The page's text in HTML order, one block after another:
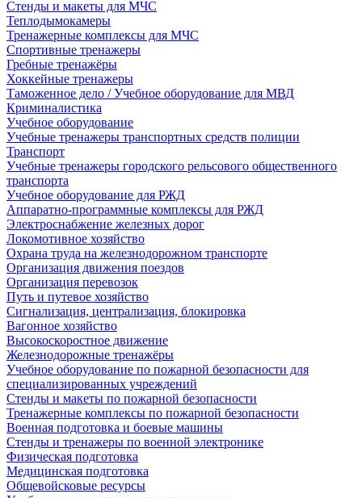
Стенды и макеты для МЧС
Теплодымокамеры
Тренажерные комплексы для МЧС
Спортивные тренажеры
Гребные тренажёры
Хоккейные тренажеры
Таможенное дело / Учебное оборудование для МВД
Криминалистика
Учебное оборудование
Учебные тренажеры транспортных средств полиции
Транспорт
Учебные тренажеры городского рельсового общественного
транспорта
Учебное оборудование для РЖД
Аппаратно-программные комплексы для РЖД
Электроснабжение железных дорог
Локомотивное хозяйство
Охрана труда на железнодорожном транспорте
Организация движения поездов
Организация перевозок
Путь и путевое хозяйство
Сигнализация, централизация, блокировка
Вагонное хозяйство
Высокоскоростное движение
Железнодорожные тренажёры
Учебное оборудование по пожарной безопасности для
специализированных учреждений
Стенды и макеты по пожарной безопасности
Тренажерные комплексы по пожарной безопасности
Военная подготовка и боевые машины
Стенды и тренажеры по военной электронике
Физическая подготовка
Медицинская подготовка
Общевойсковые ресурсы